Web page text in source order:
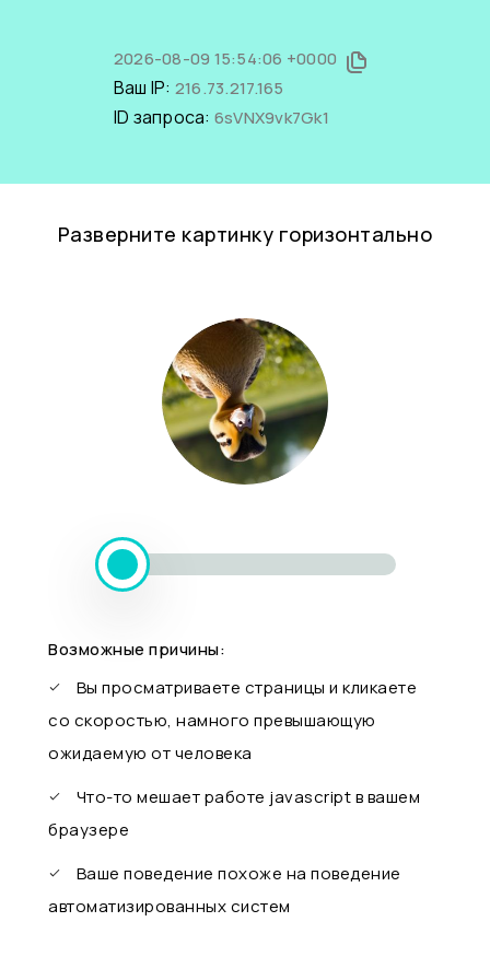
2026-08-09 15:54:06 +0000
Ваш IP: 216.73.217.165
ID запроса: 6sVNX9vk7Gk1
Разверните картинку горизонтально
Возможные причины:
Вы просматриваете страницы и кликаете
со скоростью, намного превышающую
ожидаемую от человека
Что-то мешает работе javascript в вашем
браузере
Ваше поведение похоже на поведение
автоматизированных систем